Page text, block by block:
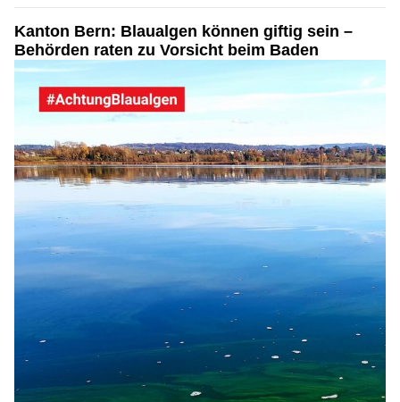
Kanton Bern: Blaualgen können giftig sein –
Behörden raten zu Vorsicht beim Baden